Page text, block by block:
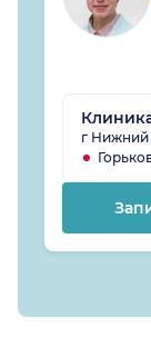
г Нижний